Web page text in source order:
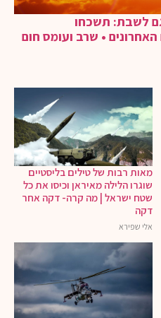
לשבת: תשכחו
• שרב ועומס חום
מאות רבות של טילים בליסטיים
שוגרו הלילה מאיראן וכיסו את כל
שטח ישראל | מה קרה- דקה אחר
דקה
אלי שפירא